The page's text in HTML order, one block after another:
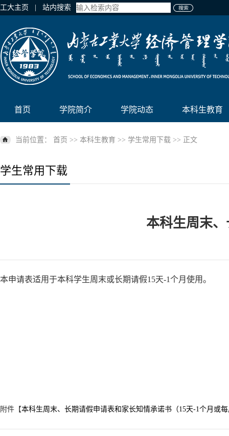
工大主页 | 站内搜索
首页 学院简介 学院动态 本科生教育
当前位置： 首页 >> 本科生教育 >> 学生常用下载 >> 正文
学生常用下载
本科生周末
本申请表适用于本科学生周末或长期请假15天-1个月使用。
附件【本科生周末、长期请假申请表和家长知情承诺书（15天-1个月或